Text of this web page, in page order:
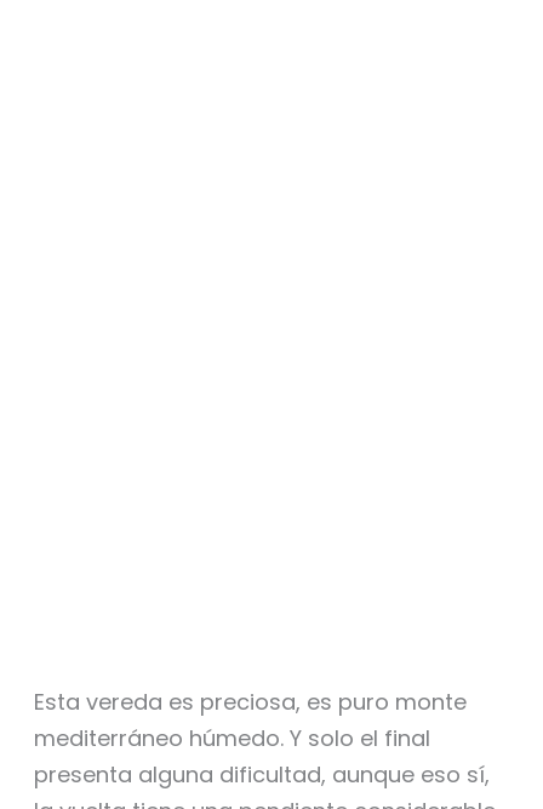
Esta vereda es preciosa, es puro monte
mediterráneo húmedo. Y solo el final
presenta alguna dificultad, aunque eso sí,